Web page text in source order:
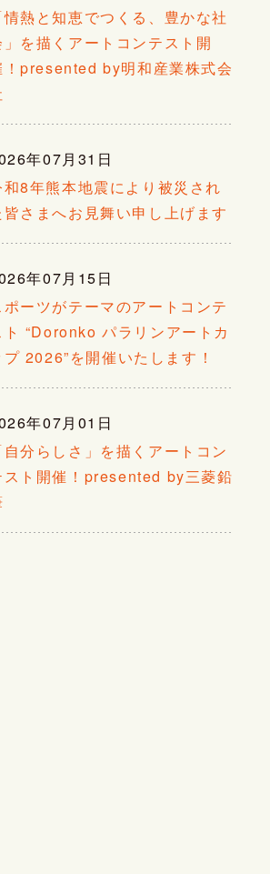
情熱と知恵でつくる、豊かな社
」を描くアートコンテスト開
！presented by明和産業株式会
年07月31日
和8年熊本地震により被災され
皆さまへお見舞い申し上げます
年07月15日
ポーツがテーマのアートコンテ
ト “Doronko パラリンアートカ
プ 2026”を開催いたします！
年07月01日
自分らしさ」を描くアートコン
スト開催！presented by三菱鉛